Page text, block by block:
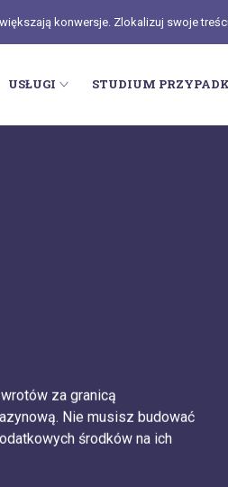
konwersje. Zlokalizuj swoje
USŁUGI STUDIUM
za granicą
Nie musisz budować
środków na ich